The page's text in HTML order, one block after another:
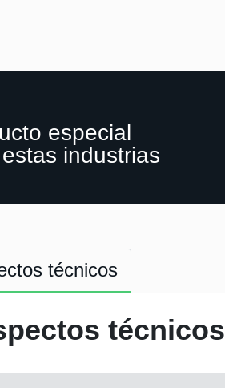
especial
industrias
técnicos
técnicos